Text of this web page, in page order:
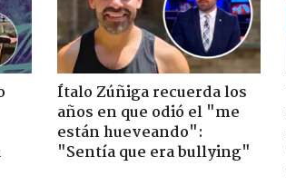
Ítalo Zúñiga recuerda los
años en que odió el "me
están hueveando":
"Sentía que era bullying"